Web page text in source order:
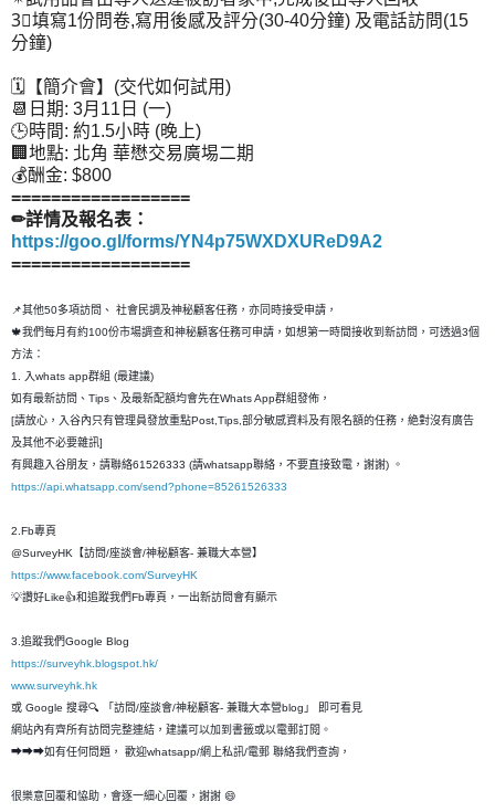
3⃣填寫1份問卷,寫用後感及評分(30-40分鐘) 及電話訪問(15
分鐘)
🗓【簡介會】(交代如何試用)
📆日期: 3月11日 (一)
🕒時間: 約1.5小時 (晚上)
🏢地點: 北角 華懋交易廣埸二期
💰酬金: $800
==================
✏詳情及報名表：
https://goo.gl/forms/YN4p75WXDXUReD9A2
==================
📌其他50多項訪問、 社會民調及神秘顧客任務，亦同時接受申請，
🍁我們每月有約100份市場調查和神秘顧客任務可申請，如想第一時間接收到新訪問，可透過3個
方法：
1. 入whats app群組 (最建議)
如有最新訪問、Tips、及最新配額均會先在Whats App群組發佈，
[請放心，入谷內只有管理員發放重點Post,Tips,部分敏感資料及有限名額的任務，絶對沒有廣告
及其他不必要雜訊]
有興趣入谷朋友，請聯絡61526333 (請whatsapp聯絡，不要直接致電，謝謝) 。
https://api.whatsapp.com/send?phone=85261526333
2.Fb專頁
@SurveyHK【訪問/座談會/神秘顧客- 兼職大本營】
https://www.facebook.com/SurveyHK
💡讚好Like👍和追蹤我們Fb專頁，一出新訪問會有顯示
3.追蹤我們Google Blog
https://surveyhk.blogspot.hk/
www.surveyhk.hk
或 Google 搜尋🔍 「訪問/座談會/神秘顧客- 兼職大本營blog」 即可看見
網站內有齊所有訪問完整連結，建議可以加到書籤或以電郵訂閱。
➡➡➡如有任何問題， 歡迎whatsapp/網上私訊/電郵 聯絡我們查詢，
很樂意回覆和恊助，會逐一細心回覆，謝謝 😄